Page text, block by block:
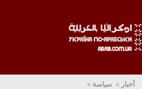
أخبار سياسة